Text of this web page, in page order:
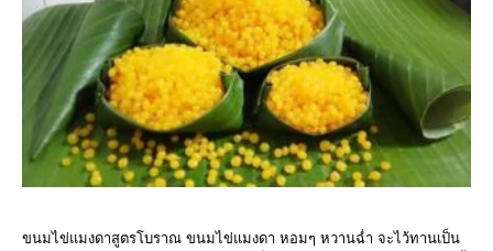
ขนมไข่แมงดาสูตรโบราณ ขนมไข่แมงดา หอมๆ หวานฉ่ำ จะไว้ทานเป็น